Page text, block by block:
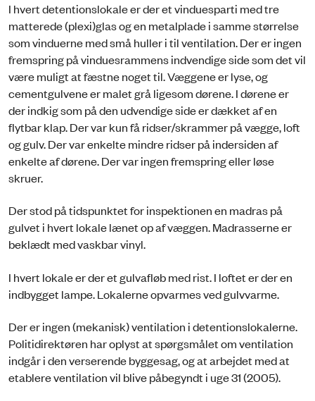
I hvert detentionslokale er der et vinduesparti med tre
matterede (plexi)glas og en metalplade i samme størrelse
som vinduerne med små huller i til ventilation. Der er ingen
fremspring på vinduesrammens indvendige side som det vil
være muligt at fæstne noget til. Væggene er lyse, og
cementgulvene er malet grå ligesom dørene. I dørene er
der indkig som på den udvendige side er dækket af en
flytbar klap. Der var kun få ridser/skrammer på vægge, loft
og gulv. Der var enkelte mindre ridser på indersiden af
enkelte af dørene. Der var ingen fremspring eller løse
skruer.
Der stod på tidspunktet for inspektionen en madras på
gulvet i hvert lokale lænet op af væggen. Madrasserne er
beklædt med vaskbar vinyl.
I hvert lokale er der et gulvafløb med rist. I loftet er der en
indbygget lampe. Lokalerne opvarmes ved gulvvarme.
Der er ingen (mekanisk) ventilation i detentionslokalerne.
Politidirektøren har oplyst at spørgsmålet om ventilation
indgår i den verserende byggesag, og at arbejdet med at
etablere ventilation vil blive påbegyndt i uge 31 (2005).